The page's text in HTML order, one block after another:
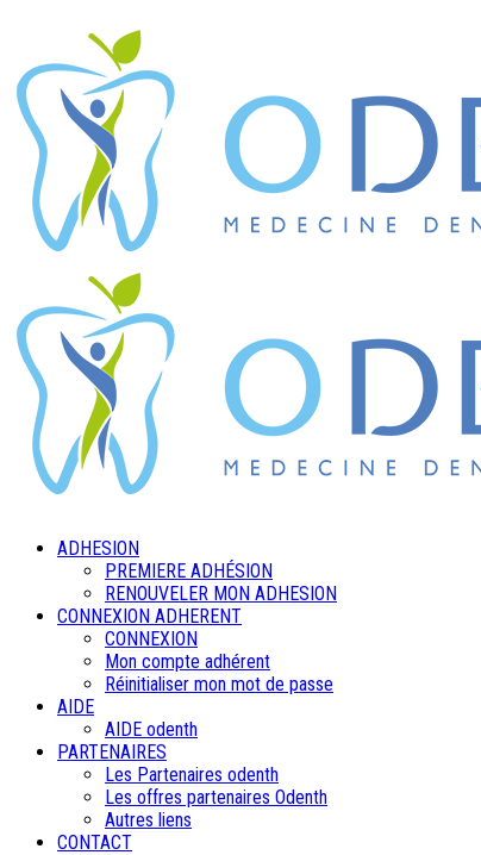
ADHESION
PREMIERE ADHÉSION
RENOUVELER MON ADHESION
CONNEXION ADHERENT
CONNEXION
Mon compte adhérent
Réinitialiser mon mot de passe
AIDE
AIDE odenth
PARTENAIRES
Les Partenaires odenth
Les offres partenaires Odenth
Autres liens
CONTACT